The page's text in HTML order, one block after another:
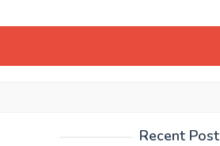
Recent Post